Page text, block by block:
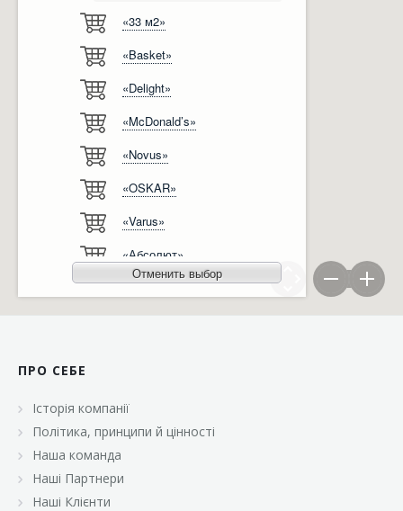
Ліцензії, сертифікати, дипломи
Автоматизація
Модернізація
«33 м2»
«Basket»
«Delight»
«McDonald’s»
«Novus»
«OSKAR»
«Varus»
«Абсолют»
«Агро-Овен»
«Велмарт»
Отменить выбор
ПРО СЕБЕ
Історія компанії
Політика, принципи й цінності
Наша команда
Наші Партнери
Наші Клієнти